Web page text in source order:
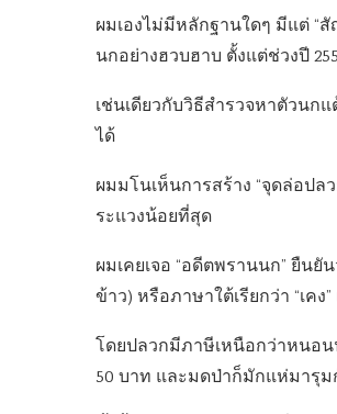
ผมเองไม่มีหลักฐานใดๆ มีแต่
นกอย่างฮวบฮาบ ตั้งแต่ช่วงปี
เช่นเดียวกับวิธีสำรวจหาตัวนก
ได้
ผมมโนเห็นการสร้าง “จุดล่อปล
ระแวงน้อยที่สุด
ผมเคยเจอ “อดีตพรานนก” ยืน
ข้าว) หรือภาษาใต้เรียกว่า “เคง
โดยปลวกมีภาษีเหนือกว่าหนอ
50 บาท และมดป่าก็มักแห่มารุ